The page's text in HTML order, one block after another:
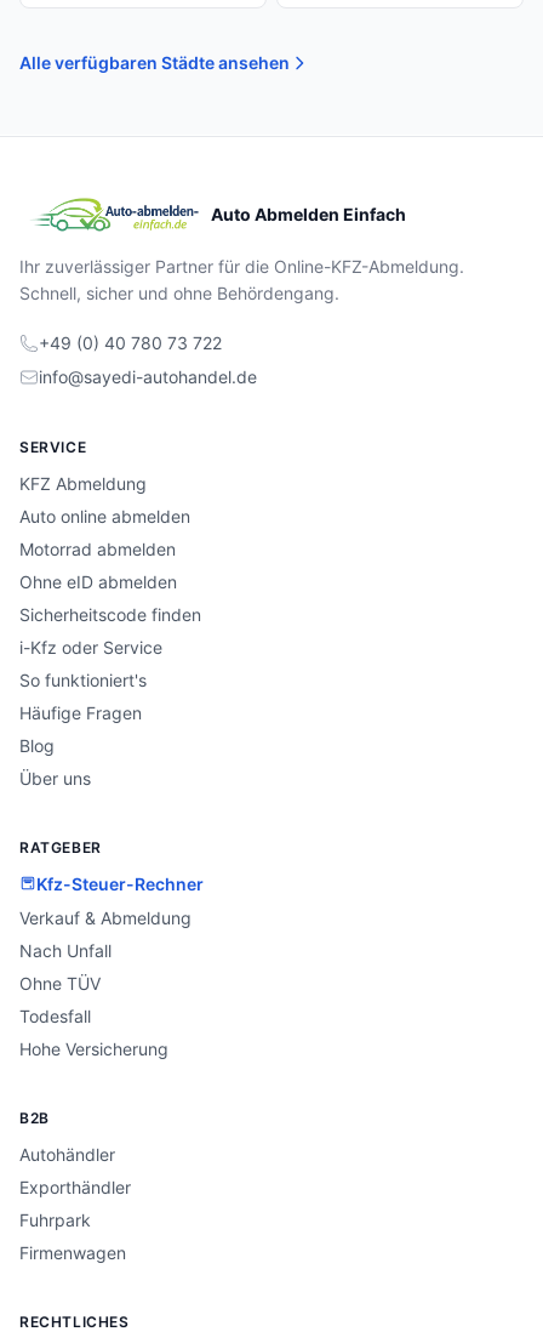
Alle verfügbaren Städte ansehen
Auto Abmelden Einfach
Ihr zuverlässiger Partner für die Online-KFZ-Abmeldung.
Schnell, sicher und ohne Behördengang.
+49 (0) 40 780 73 722
info@sayedi-autohandel.de
SERVICE
KFZ Abmeldung
Auto online abmelden
Motorrad abmelden
Ohne eID abmelden
Sicherheitscode finden
i-Kfz oder Service
So funktioniert's
Häufige Fragen
Blog
Über uns
RATGEBER
Kfz-Steuer-Rechner
Verkauf & Abmeldung
Nach Unfall
Ohne TÜV
Todesfall
Hohe Versicherung
B2B
Autohändler
Exporthändler
Fuhrpark
Firmenwagen
RECHTLICHES